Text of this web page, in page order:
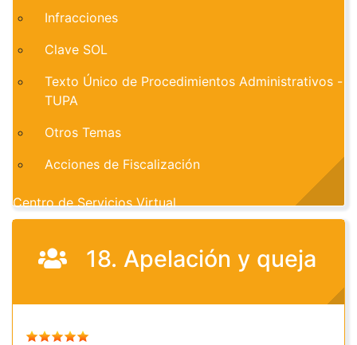
18. Apelación y queja
Infracciones
Clave SOL
Texto Único de Procedimientos Administrativos -
TUPA
Otros Temas
Acciones de Fiscalización
Centro de Servicios Virtual